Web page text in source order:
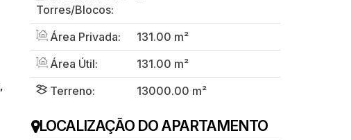
Torres/Blocos:
Área Privada:
131.00 m²
Área Útil:
131.00 m²
Terreno:
13000.00 m²
LOCALIZAÇÃO DO APARTAMENTO